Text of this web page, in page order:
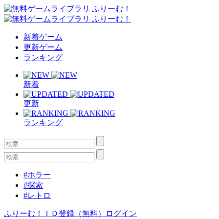
新着ゲーム
更新ゲーム
ランキング
新着
更新
ランキング
#ホラー
#探索
#レトロ
ふりーむ！ＩＤ登録（無料） ログイン